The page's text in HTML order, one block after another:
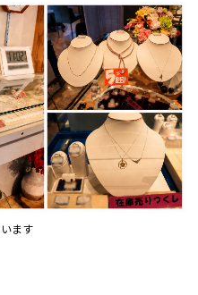
ます